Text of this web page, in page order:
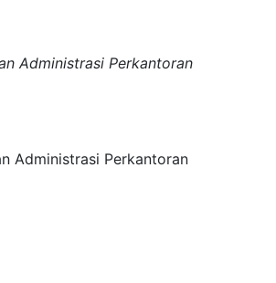
Administrasi Perkantoran
Administrasi Perkantoran